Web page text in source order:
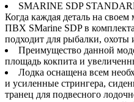
SMARINE SDP
Когда каждая деталь на
ПВХ SMarine SDP в
подходит для рыбалки, охоты
Преимущество данной
площадь кокпита и
Лодка оснащена всем
и усиленные стрингера,
транец для подвесного